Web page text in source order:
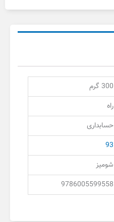
300 گرم
راه
حسابداری
93
شومیز
9786005599558